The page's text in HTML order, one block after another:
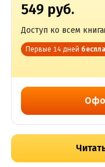
549 руб.
Доступ ко всем
Первые 14 дней